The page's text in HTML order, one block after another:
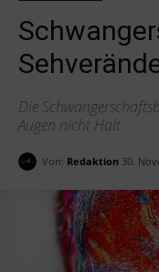
Die
Augen nicht Halt
Von: Redaktion 30.